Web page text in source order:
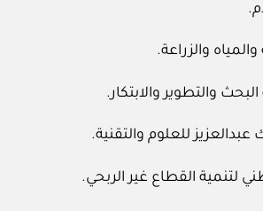
والمياه والزراعة.
والتطوير والابتكار.
عبدالعزيز للعلوم والتقنية.
لتنمية القطاع غير الربحي.